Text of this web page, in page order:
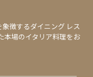
徴するダイニング レス
本場のイタリア料理をお